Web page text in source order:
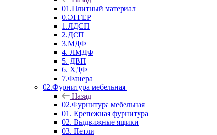
01.Плитный материал
0.ЭГГЕР
1.ЛДСП
2.ДСП
3.МДФ
4. ЛМДФ
5. ДВП
6. ХДФ
7.Фанера
02.Фурнитура мебельная
Назад
02.Фурнитура мебельная
01. Крепежная фурнитура
02. Выдвижные ящики
03. Петли